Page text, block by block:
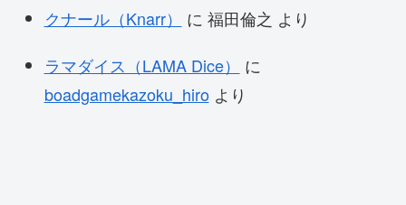
クナール（Knarr） に 福田倫之 より
ラマダイス（LAMA Dice）
に
boadgamekazoku_hiroより